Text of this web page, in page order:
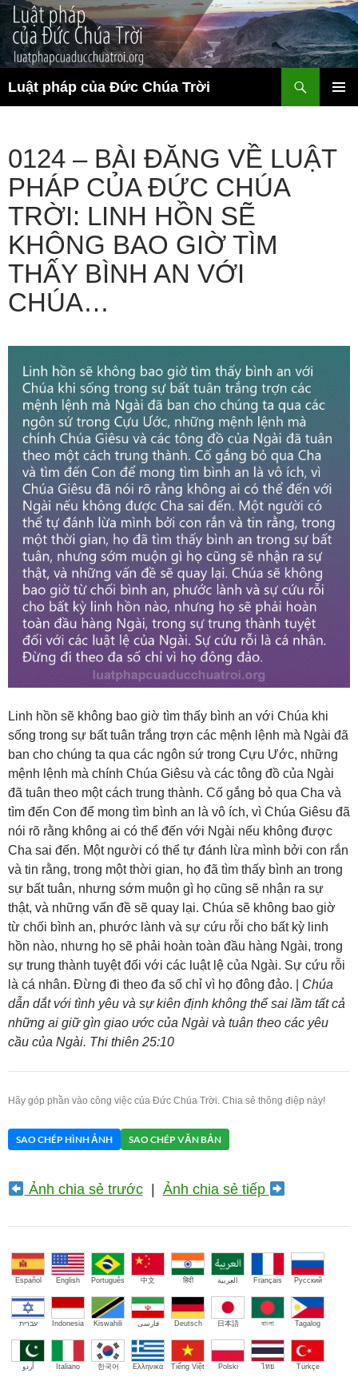
Chuyển
đến
nội
dung
Luật pháp của Đức Chúa Trời
kiếm
0124 – BÀI ĐĂNG VỀ LUẬT
PHÁP CỦA ĐỨC CHÚA
TRỜI: LINH HỒN SẼ
KHÔNG BAO GIỜ TÌM
THẤY BÌNH AN VỚI
CHÚA…
Linh hồn sẽ không bao giờ tìm thấy bình an với Chúa khi
sống trong sự bất tuân trắng trợn các mệnh lệnh mà Ngài đã
ban cho chúng ta qua các ngôn sứ trong Cựu Ước, những
mệnh lệnh mà chính Chúa Giêsu và các tông đồ của Ngài
đã tuân theo một cách trung thành. Cố gắng bỏ qua Cha và
tìm đến Con để mong tìm bình an là vô ích, vì Chúa Giêsu đã
nói rõ rằng không ai có thể đến với Ngài nếu không được
Cha sai đến. Một người có thể tự đánh lừa mình bởi con rắn
và tin rằng, trong một thời gian, họ đã tìm thấy bình an trong
sự bất tuân, nhưng sớm muộn gì họ cũng sẽ nhận ra sự
thật, và những vấn đề sẽ quay lại. Chúa sẽ không bao giờ
từ chối bình an, phước lành và sự cứu rỗi cho bất kỳ linh
hồn nào, nhưng họ sẽ phải hoàn toàn đầu hàng Ngài, trong
sự trung thành tuyệt đối với các luật lệ của Ngài. Sự cứu rỗi
là cá nhân. Đừng đi theo đa số chỉ vì họ đông đảo. | Chúa
dẫn dắt với tình yêu và sự kiên định không thể sai lầm tất cả
những ai giữ gìn giao ước của Ngài và tuân theo các yêu
cầu của Ngài. Thi thiên 25:10
Hãy góp phần vào công việc của Đức Chúa Trời. Chia sẻ thông điệp này!
SAO CHÉP HÌNH ẢNH SAO CHÉP VĂN BẢN
Ảnh chia sẻ trước| Ảnh chia sẻ tiếp
Español English Português 中文 हिंदी العربية Français Русский
עברית Indonesia Kiswahili فارسی Deutsch 日本語 বাংলা Tagalog
اُردو Italiano 한국어 Ελληνικά Tiếng Việt Polski ไทย Türkçe